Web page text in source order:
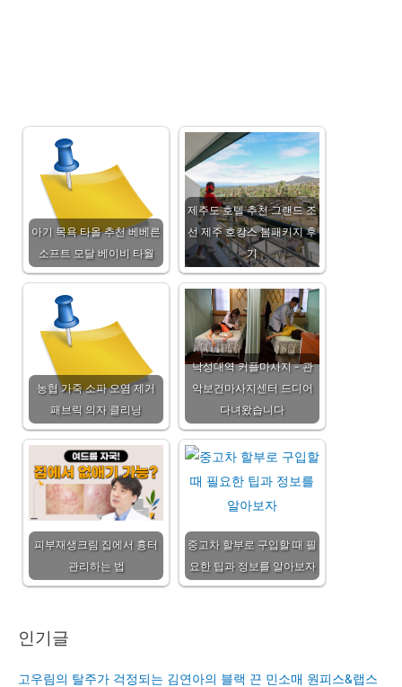
아기 목욕 타올 추천 베베른
소프트 모달 베이비 타월
제주도 호텔 추천 그랜드 조
선 제주 호캉스 봄패키지 후
기
농협 가죽 소파 오염 제거
패브릭 의자 클리닝
낙성대역 커플마사지 - 관
악보건마사지센터 드디어
다녀왔습니다
피부재생크림 집에서 흉터
관리하는 법
중고차 할부로 구입할 때 필
요한 팁과 정보를 알아보자
인기글
고우림의 탈주가 걱정되는 김연아의 블랙 끈 민소매 원피스&랩스